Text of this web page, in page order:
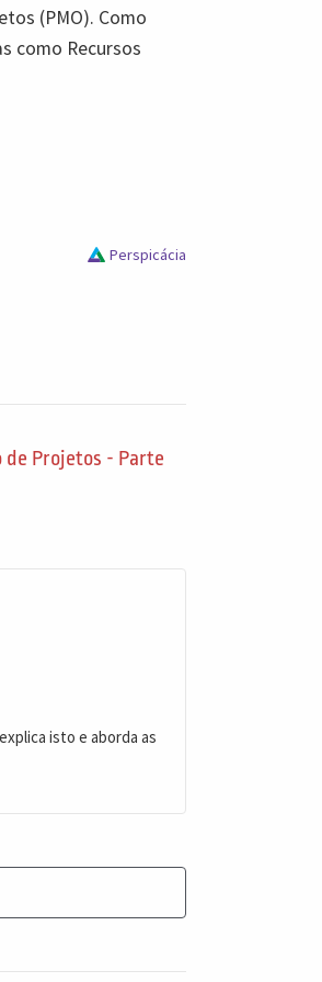
(PMO). Como
como Recursos
Perspicácia
Projetos - Parte
isto e aborda as